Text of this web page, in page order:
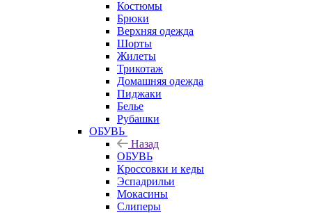
Костюмы
Брюки
Верхняя одежда
Шорты
Жилеты
Трикотаж
Домашняя одежда
Пиджаки
Белье
Рубашки
ОБУВЬ
Назад
ОБУВЬ
Кроссовки и кеды
Эспадрильи
Мокасины
Слиперы